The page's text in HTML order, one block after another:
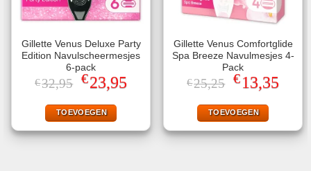
Gillette Venus Deluxe Party
Edition Navulscheermesjes
6-pack
€32,95 Oorspronkelijke
prijs
was:
€32,95.
€23,95Huidige
prijs
€23,95.
TOEVOEGEN
Gillette Venus Comfortglide
Spa Breeze Navulmesjes 4-
Pack
€25,25
prijs
was:
€25,25.
€13,35
prijs
TOEVOEGEN